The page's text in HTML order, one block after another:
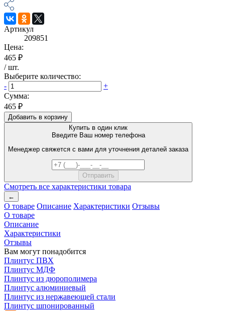
Артикул
209851
Цена:
465 ₽
/шт.
Выберите количество:
-
+
Сумма:
465 ₽
Добавить в корзину
Купить в один клик
Введите Ваш номер телефона
Менеджер свяжется с вами для уточнения деталей заказа
Смотреть все характеристики товара
←
О товаре Описание Характеристики Отзывы
О товаре
Описание
Характеристики
Отзывы
Вам могут понадобится
Плинтус ПВХ
Плинтус МДФ
Плинтус из дюрополимера
Плинтус алюминиевый
Плинтус из нержавеющей стали
Плинтус шпонированный